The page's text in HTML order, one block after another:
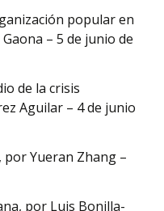
popular en
– 5 de junio de
de la crisis
Aguilar – 4 de junio
por Yueran Zhang –
por Luis Bonilla-